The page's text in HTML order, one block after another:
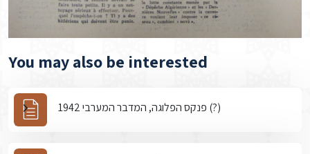
You may also be interested
פנקס הפלוגה, המדבר המערבי 1942 (?)